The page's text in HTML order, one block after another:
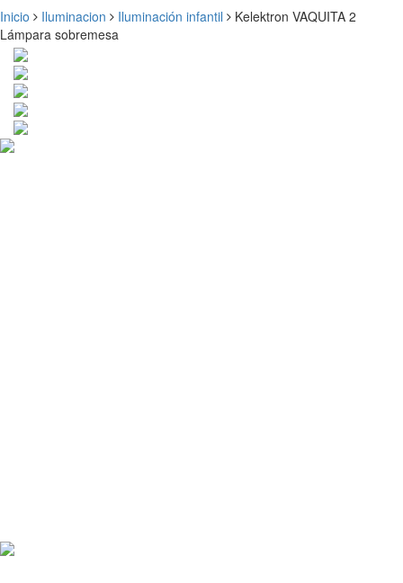
Inicio Iluminacion Iluminación infantil
Kelektron VAQUITA 2
Lámpara sobremesa